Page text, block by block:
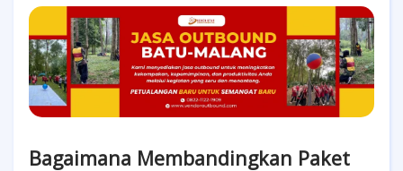
Bagaimana Membandingkan Paket